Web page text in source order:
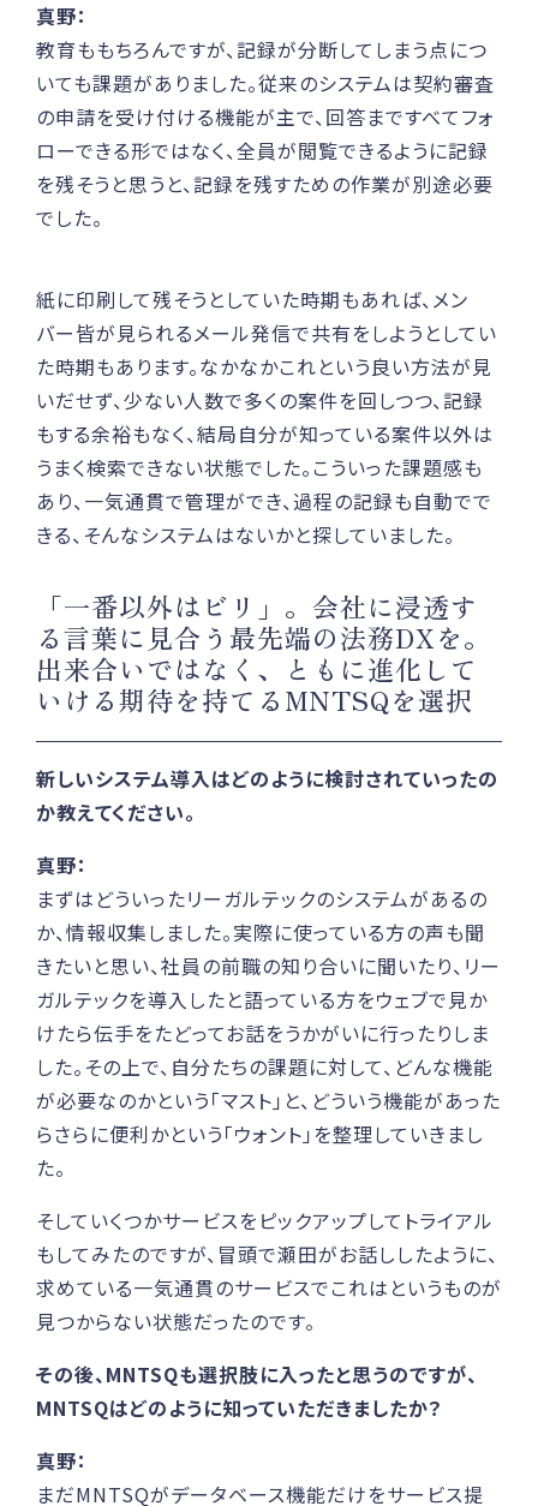
真野：
教育ももちろんですが、記録が分断してしまう点につ
いても課題がありました。従来のシステムは契約審査
の申請を受け付ける機能が主で、回答まですべてフォ
ローできる形ではなく、全員が閲覧できるように記録
を残そうと思うと、記録を残すための作業が別途必要
でした。
紙に印刷して残そうとしていた時期もあれば、メン
バー皆が見られるメール発信で共有をしようとしてい
た時期もあります。なかなかこれという良い方法が見
いだせず、少ない人数で多くの案件を回しつつ、記録
もする余裕もなく、結局自分が知っている案件以外は
うまく検索できない状態でした。こういった課題感も
あり、一気通貫で管理ができ、過程の記録も自動でで
きる、そんなシステムはないかと探していました。
「一番以外はビリ」。会社に浸透す
る言葉に見合う最先端の法務DXを。
出来合いではなく、ともに進化して
いける期待を持てるMNTSQを選択
新しいシステム導入はどのように検討されていったの
か教えてください。
真野：
まずはどういったリーガルテックのシステムがあるの
か、情報収集しました。実際に使っている方の声も聞
きたいと思い、社員の前職の知り合いに聞いたり、リー
ガルテックを導入したと語っている方をウェブで見か
けたら伝手をたどってお話をうかがいに行ったりしま
した。その上で、自分たちの課題に対して、どんな機能
が必要なのかという「マスト」と、どういう機能があった
らさらに便利かという「ウォント」を整理していきまし
た。
そしていくつかサービスをピックアップしてトライアル
もしてみたのですが、冒頭で瀬田がお話ししたように、
求めている一気通貫のサービスでこれはというものが
見つからない状態だったのです。
その後、MNTSQも選択肢に入ったと思うのですが、
MNTSQはどのように知っていただきましたか？
真野：
まだMNTSQがデータベース機能だけをサービス提